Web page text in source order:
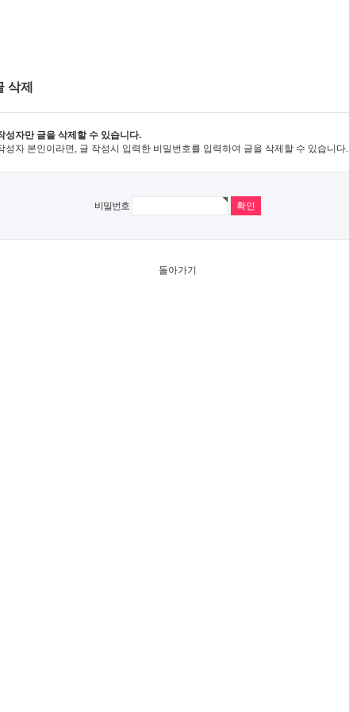
삭제
성자만 글을 삭제할 수 있습니다.
성자 본인이라면, 글 작성시 입력한 비밀번호를 입력하여 글을 삭제할 수 있습니다.
비밀번호
돌아가기